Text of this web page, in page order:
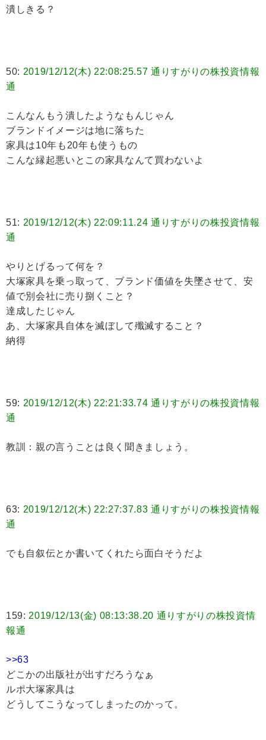
潰しきる？
50: 2019/12/12(木) 22:08:25.57 通りすがりの株投資情報
通
こんなんもう潰したようなもんじゃん
ブランドイメージは地に落ちた
家具は10年も20年も使うもの
こんな縁起悪いとこの家具なんて買わないよ
51: 2019/12/12(木) 22:09:11.24 通りすがりの株投資情報
通
やりとげるって何を？
大塚家具を乗っ取って、ブランド価値を失墜させて、安
値で別会社に売り捌くこと？
達成したじゃん
あ、大塚家具自体を滅ぼして殲滅すること？
納得
59: 2019/12/12(木) 22:21:33.74 通りすがりの株投資情報
通
教訓：親の言うことは良く聞きましょう。
63: 2019/12/12(木) 22:27:37.83 通りすがりの株投資情報
通
でも自叙伝とか書いてくれたら面白そうだよ
159: 2019/12/13(金) 08:13:38.20 通りすがりの株投資情
報通
>>63
どこかの出版社が出すだろうなぁ
ルポ大塚家具は
どうしてこうなってしまったのかって。